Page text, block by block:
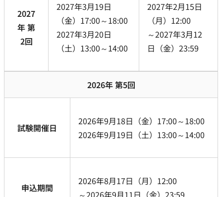
2027
年 第
2回
2027年3月19日
（金）17:00～18:00
2027年3月20日
（土）13:00～14:00
2027年2月15日
（月）12:00
～2027年3月12
日（金）23:59
2026年 第5回
試験開催日
2026年9月18日（金）17:00～18:00
2026年9月19日（土）13:00～14:00
申込期間
2026年8月17日（月）12:00